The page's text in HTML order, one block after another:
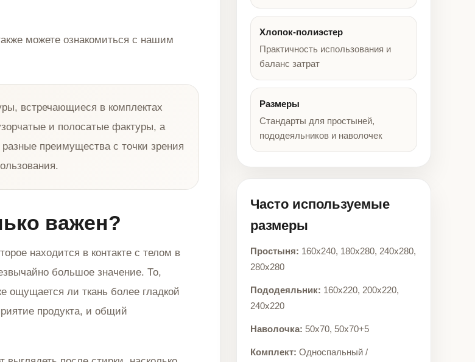
можете ознакомиться с нашим
встречающиеся в комплектах
и полосатые фактуры, а
преимущества с точки зрения
важен?
находится в контакте с телом в
большое значение. То,
ощущается ли ткань более гладкой
продукта, и общий
Хлопок-полиэстер
Практичность использования и
баланс затрат
Размеры
Стандарты для простыней,
пододеяльников и наволочек
Часто используемые
размеры
Простыня: 160x240, 180x280, 240x280,
280x280
Пододеяльник: 160x220, 200x220,
240x220
Наволочка: 50x70, 50x70+5
Комплект: Односпальный /